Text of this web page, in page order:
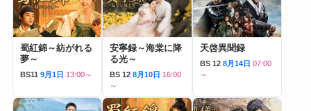
蜀紅錦～紡がれる
夢～
BS11 9月1日 13:00～
安寧録～海棠に降
る光～
BS 12 8月10日 16:00
～
天啓異聞録
BS 12 8月14日 07:00
～